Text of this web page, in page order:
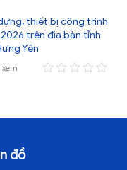
thiết bị công trình
trên địa bàn tỉnh
Yên
đồ